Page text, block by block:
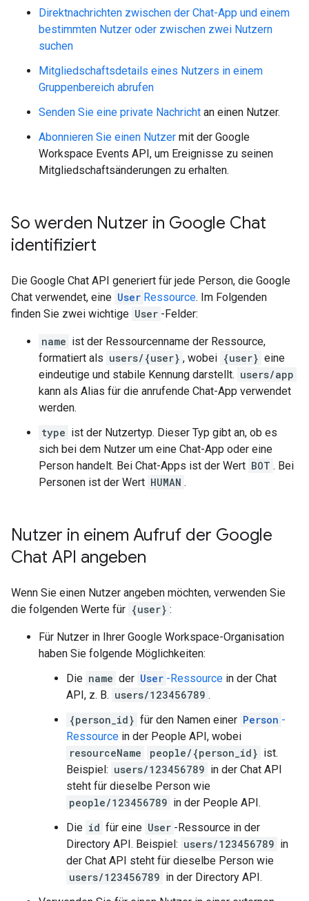
Direktnachrichten zwischen der Chat-App und einem
bestimmten Nutzer oder zwischen zwei Nutzern
suchen
Mitgliedschaftsdetails eines Nutzers in einem
Gruppenbereich abrufen
Senden Sie eine private Nachricht an einen Nutzer.
Abonnieren Sie einen Nutzer mit der Google
Workspace Events API, um Ereignisse zu seinen
Mitgliedschaftsänderungen zu erhalten.
So werden Nutzer in Google Chat
identifiziert
Die Google Chat API generiert für jede Person, die Google
Chat verwendet, eine User Ressource. Im Folgenden
finden Sie zwei wichtige User -Felder:
name ist der Ressourcenname der Ressource,
formatiert als users/{user} , wobei {user} eine
eindeutige und stabile Kennung darstellt. users/app
kann als Alias für die anrufende Chat-App verwendet
werden.
type ist der Nutzertyp. Dieser Typ gibt an, ob es
sich bei dem Nutzer um eine Chat-App oder eine
Person handelt. Bei Chat-Apps ist der Wert BOT . Bei
Personen ist der Wert HUMAN .
Nutzer in einem Aufruf der Google
Chat API angeben
Wenn Sie einen Nutzer angeben möchten, verwenden Sie
die folgenden Werte für {user} :
Für Nutzer in Ihrer Google Workspace-Organisation
haben Sie folgende Möglichkeiten:
Die name der User -Ressource in der Chat
API, z. B. users/123456789 .
{person_id} für den Namen einer Person -
Ressource in der People API, wobei
resourceName
people/{person_id} ist.
Beispiel: users/123456789 in der Chat API
steht für dieselbe Person wie
people/123456789 in der People API.
Die id für eine User -Ressource in der
Directory API. Beispiel: users/123456789 in
der Chat API steht für dieselbe Person wie
users/123456789 in der Directory API.